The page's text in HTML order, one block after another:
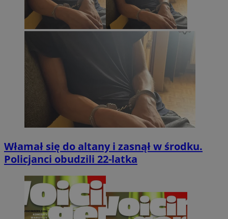
Włamał się do altany i zasnął w środku.
Policjanci obudzili 22-latka